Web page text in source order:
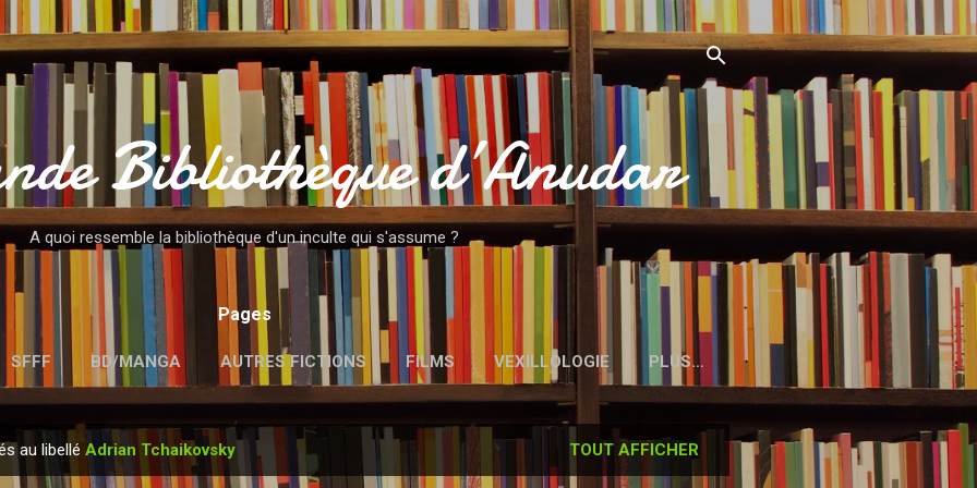
Accéder au contenu principal
Bibliothèque d’Anudar
A quoi ressemble la bibliothèque d'un inculte qui s'assume ?
Pages
SFFF BD/MANGA AUTRES FICTIONS FILMS VEXILLOLOGIE PLUS…
MENTIONS LÉGALES
au libellé Adrian Tchaikovsky TOUT AFFICHER